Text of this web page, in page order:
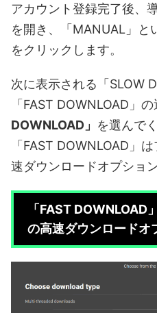
アカウント登録完了後、
を開き、「MANUAL」と
をクリックします。
次に表示される「SLOW
「FAST DOWNLOAD」の
DOWNLOAD」 を選んで
「FAST DOWNLOAD」
速ダウンロードオプション
「FAST DOWNLOAD
の高速ダウンロードオ